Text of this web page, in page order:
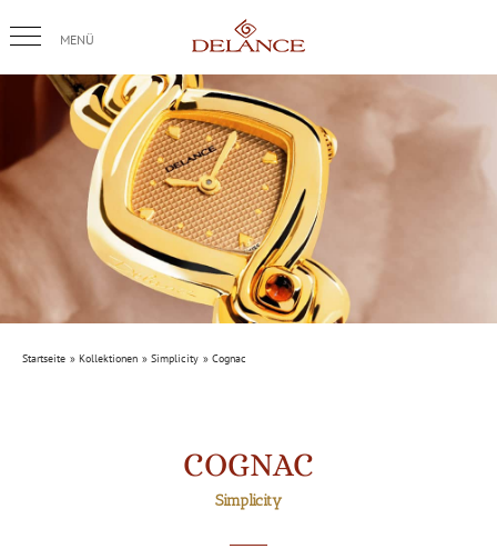
to
content
Startseite Kollektionen Simplicity Cognac
COGNAC
Simplicity